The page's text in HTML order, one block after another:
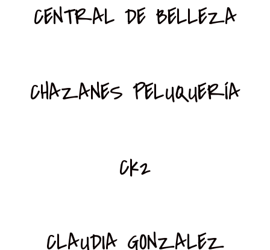
CENTRAL DE BELLEZA
CHAZANES PELUQUERÍA
Ck2
CLAUDIA GONZALEZ